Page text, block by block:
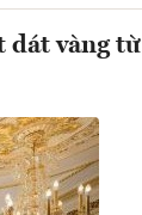
dát vàng từ